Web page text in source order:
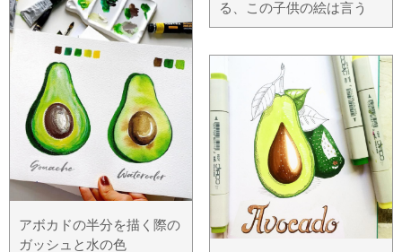
アボカドの半分を描く際の
ガッシュと水の色
る、この子供の絵は言う